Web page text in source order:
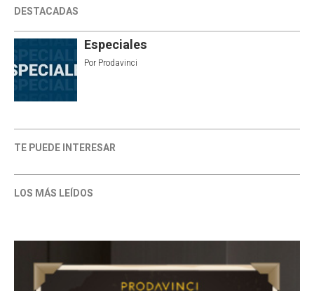
DESTACADAS
Especiales
Por Prodavinci
TE PUEDE INTERESAR
LOS MÁS LEÍDOS